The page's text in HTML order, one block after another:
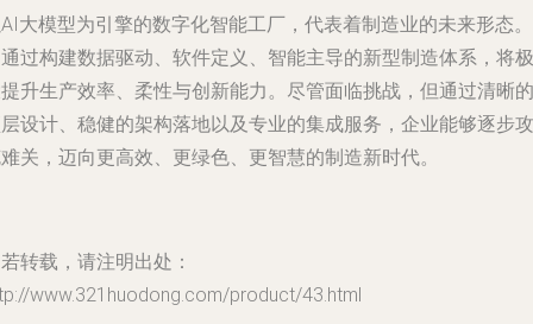
大模型为引擎的数字化智能工厂，代表着制造业的未来形态。
过构建数据驱动、软件定义、智能主导的新型制造体系，将极
升生产效率、柔性与创新能力。尽管面临挑战，但通过清晰的
设计、稳健的架构落地以及专业的集成服务，企业能够逐步攻
关，迈向更高效、更绿色、更智慧的制造新时代。
转载，请注明出处：
www.321huodong.com/product/43.html